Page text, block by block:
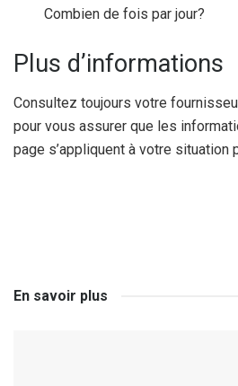
Combien de fois par jour?
Plus d’informations
Consultez toujours votre
pour vous assurer que les
page s’appliquent à votre situation
En savoir plus